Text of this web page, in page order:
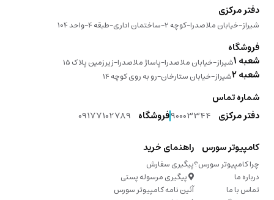
دفتر مرکزی
شیراز-خیابان ملاصدرا-کوچه 2-ساختمان اداری-طبقه 4-واحد 104
فروشگاه
شعبه 1 شیراز-خیابان ملاصدرا-پاساژ ملاصدرا-زیرزمین پلاک 15
شعبه 2 شیراز-خیابان ستارخان-رو به روی کوچه 14
شماره تماس
دفتر مرکزی 90003344فروشگاه 09177102789
کامپیوتر سورس
چرا کامپیوتر سورس؟
درباره ما
تماس با ما
راهنمای خرید
پیگیری سفارش
پیگیری مرسوله پستی
آئین نامه کامپیوتر سورس